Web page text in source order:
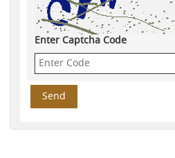
Enter Captcha Code